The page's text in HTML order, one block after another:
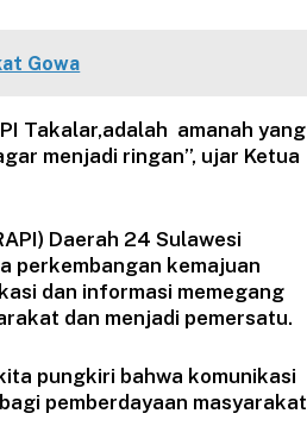
Gowa
Takalar,adalah amanah yang
menjadi ringan”, ujar Ketua
Daerah 24 Sulawesi
perkembangan kemajuan
dan informasi memegang
dan menjadi pemersatu.
pungkiri bahwa komunikasi
pemberdayaan masyarakat